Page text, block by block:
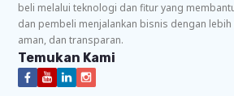
beli melalui teknologi dan fitur yang
dan pembeli menjalankan bisnis dengan lebih
aman, dan transparan.
Temukan Kami